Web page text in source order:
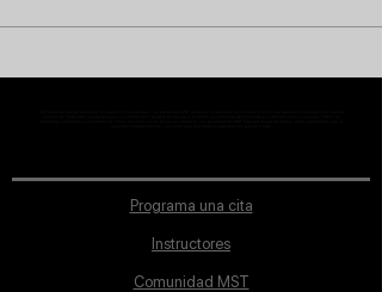
Programa una cita
Instructores
Comunidad MST